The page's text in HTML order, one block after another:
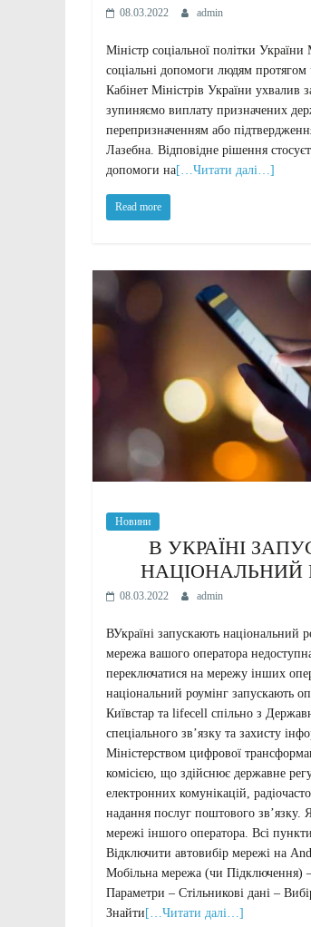
08.03.2022 admin
Міністр соціальної політки
соціальні допомоги людям
Кабінет Міністрів України ухвалив
зупиняємо виплату призначених
перепризначенням або
Лазебна. Відповідне рішення
допомоги на[…Читати далі…]
Read more
Новини
В УКРАЇНІ
НАЦІОНАЛЬНИЙ
08.03.2022 admin
ВУкраїні запускають
мережа вашого оператора
переключатися на мережу інших
національний роумінг запускають
Київстар та lifecell спільно з
спеціального зв’язку та захисту
Міністерством цифрової
комісією, що здійснює державне
електронних комунікацій,
надання послуг поштового зв’язку.
мережі іншого оператора. Всі пункти
Відключити автовибір мережі на
Мобільна мережа (чи Підключення)
Параметри – Стільникові дані –
Знайти […Читати далі…]